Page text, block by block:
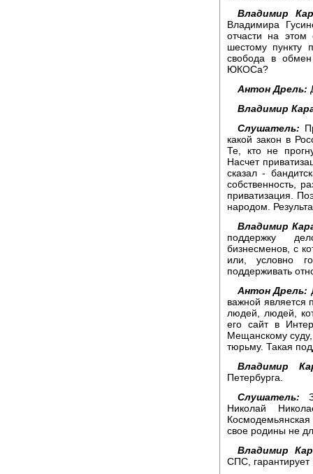
Владимир
Владимира
отчасти на этом
шестому пункту
свобода в
ЮКОСа?
Антон Дрель:
Владимир
Слушатель:
какой закон в
Те, кто не
Насчет
сказал -
собственность,
приватизация.
народом.
Владимир
поддержку
бизнесменов, с
или, условно
поддерживать
Антон Дрель:
важной является
людей, людей,
его сайт в
Мещанскому
тюрьму. Такая
Владимир
Петербурга.
Слушатель:
Николай
свое родины не
Владимир
СПС,